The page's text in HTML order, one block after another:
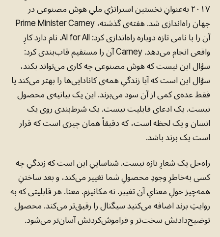
۲۰۱۷ به‌عنوانِ نخستین استراتژیِ ملیِ هوش مصنوعی در
جهان راه‌اندازی شد. هفته‌ی گذشته، Prime Minister Carney
آن را با نامی تازه دوباره راه‌اندازی کرد: AI for All. نام دارد کارِ
واقعی انجام می‌دهد. Carney آن را مستقیم قاب‌بندی کرد:
سؤال این نیست که هوش مصنوعی چه کاری می‌تواند بکند،
سؤال این است که آیا زندگیِ همه‌ی کانادایی‌ها را بهتر می‌کند یا
فقط عده‌ی کمی از آن سود می‌برند. این یک بیانیه‌ی محصول
نیست. یک ادعای قابلیت نیست. یک شرط‌بندی روی یک
انسان و یک لحظه است، که دقیقاً همان چیزی است که قرار
است یک برند باشد.
راه‌حل یک شعارِ تازه نیست. شناساییِ این است که زندگیِ چه
کسی به‌خاطرِ وجودِ محصولِ شما تغییر می‌کند، و بعد ساختنِ
همه‌چیز حولِ معنایِ آن تغییر. نه مکانیزم. معنا. هر قابلیتی که به
روایتِ برند اضافه می‌کنید سیگنال را رقیق‌تر می‌کند. محصول
توضیح‌دادنش سخت‌تر و فراموش‌کردنش آسان‌تر می‌شود.